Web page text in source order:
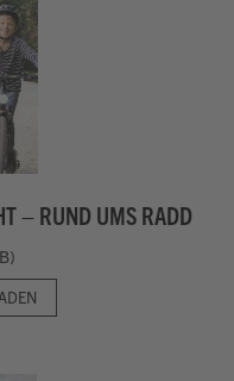
– RUND UMS RADD